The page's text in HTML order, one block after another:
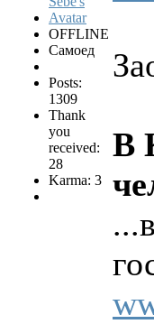
OFFLINE
Самоед
Posts:
1309
Thank
you
received:
28
Karma: 3
В